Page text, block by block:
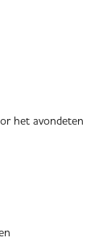
het avondeten